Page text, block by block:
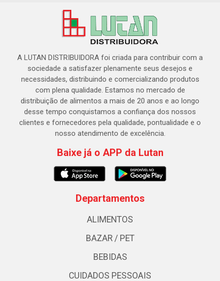
A LUTAN DISTRIBUIDORA foi criada para contribuir com a
sociedade a satisfazer plenamente seus desejos e
necessidades, distribuindo e comercializando produtos
com plena qualidade. Estamos no mercado de
distribuição de alimentos a mais de 20 anos e ao longo
desse tempo conquistamos a confiança dos nossos
clientes e fornecedores pela qualidade, pontualidade e o
nosso atendimento de excelência.
Baixe já o APP da Lutan
Departamentos
ALIMENTOS
BAZAR / PET
BEBIDAS
CUIDADOS PESSOAIS